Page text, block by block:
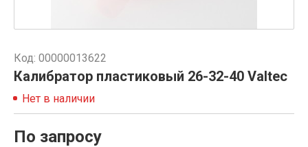
Код: 00000013622
Калибратор пластиковый 26-32-40 Valtec
Нет в наличии
По запросу